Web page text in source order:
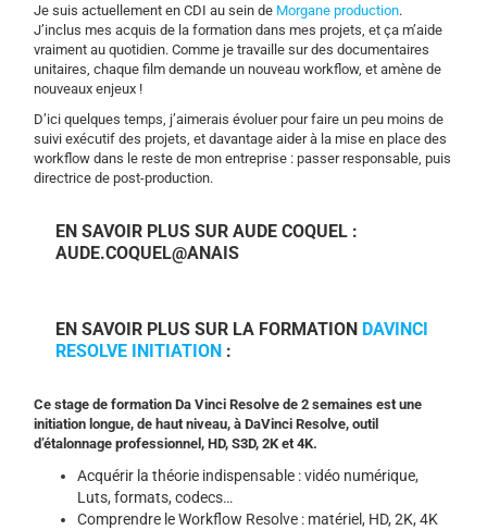
Je suis actuellement en CDI au sein de Morgane production.
J’inclus mes acquis de la formation dans mes projets, et ça m’aide
vraiment au quotidien. Comme je travaille sur des documentaires
unitaires, chaque film demande un nouveau workflow, et amène de
nouveaux enjeux !
D’ici quelques temps, j’aimerais évoluer pour faire un peu moins de
suivi exécutif des projets, et davantage aider à la mise en place des
workflow dans le reste de mon entreprise : passer responsable, puis
directrice de post-production.
EN SAVOIR PLUS SUR AUDE COQUEL :
AUDE.COQUEL@ANAIS
EN SAVOIR PLUS SUR LA FORMATION DAVINCI
RESOLVE INITIATION :
Ce stage de formation Da Vinci Resolve de 2 semaines est une
initiation longue, de haut niveau, à DaVinci Resolve, outil
d’étalonnage professionnel, HD, S3D, 2K et 4K.
Acquérir la théorie indispensable : vidéo numérique,
Luts, formats, codecs…
Comprendre le Workflow Resolve : matériel, HD, 2K, 4K